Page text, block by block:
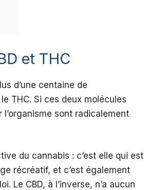
et THC
d’une centaine de
THC. Si ces deux molécules
sont radicalement
du cannabis : c’est elle qui est
récréatif, et c’est également
Le CBD, à l’inverse, n’a aucun